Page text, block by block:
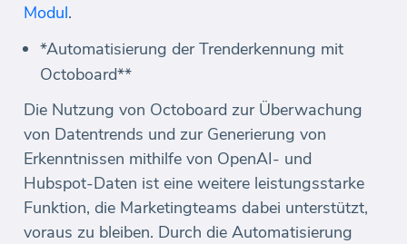
Modul.
*Automatisierung der Trenderkennung mit
Octoboard**
Die Nutzung von Octoboard zur Überwachung
von Datentrends und zur Generierung von
Erkenntnissen mithilfe von OpenAI- und
Hubspot-Daten ist eine weitere leistungsstarke
Funktion, die Marketingteams dabei unterstützt,
voraus zu bleiben. Durch die Automatisierung